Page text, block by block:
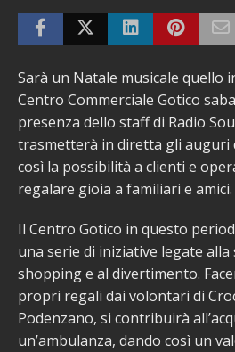
Sarà un Natale musicale quello
Centro Commerciale Gotico
presenza dello staff di Radio
trasmetterà in diretta gli auguri
così la possibilità a clienti e
regalare gioia a familiari e amici.
Il Centro Gotico in questo
una serie di iniziative legate
shopping e al divertimento.
propri regali dai volontari di
Podenzano, si contribuirà
un’ambulanza, dando così un